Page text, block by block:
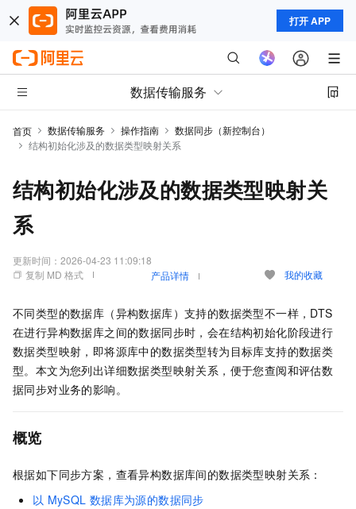
打开 APP
数据传输服务
首页 数据传输服务 操作指南
数据同步（新控制台）
结构初始化涉及的数据类型映射关系
结构初始化涉及的数据类型映射关
系
更新时间： 2026-04-23 11:09:18
复制 MD 格式
产品详情 我的收藏
不同类型的数据库（异构数据库）支持的数据类型不一样，DTS
在进行异构数据库之间的数据同步时，会在结构初始化阶段进行
数据类型映射，即将源库中的数据类型转为目标库支持的数据类
型。本文为您列出详细数据类型映射关系，便于您查阅和评估数
据同步对业务的影响。
概览
根据如下同步方案，查看异构数据库间的数据类型映射关系：
以 MySQL 数据库为源的数据同步